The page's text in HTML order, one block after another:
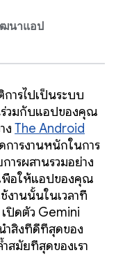
นาแอป
ารไปเป็นระบบ
ร่วมกับแอปของคุณ
ง The Android
ารงานหนักในการ
ารผสานรวมอย่าง
พื่อให้แอปของคุณ
งานนั้นในเวลาที่
เปิดตัว Gemini
ำสิ่งที่ดีที่สุดของ
สมัยที่สุดของเรา